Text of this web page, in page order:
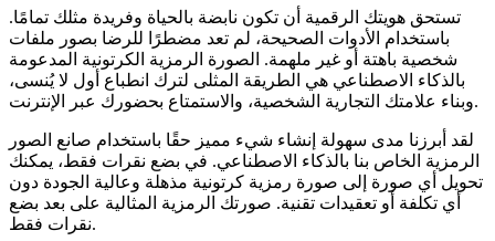
تستحق هويتك الرقمية أن تكون نابضة بالحياة وفريدة مثلك تمامًا.
باستخدام الأدوات الصحيحة، لم تعد مضطرًا للرضا بصور ملفات
شخصية باهتة أو غير ملهمة. الصورة الرمزية الكرتونية المدعومة
بالذكاء الاصطناعي هي الطريقة المثلى لترك انطباع أول لا يُنسى،
وبناء علامتك التجارية الشخصية، والاستمتاع بحضورك عبر الإنترنت.
لقد أبرزنا مدى سهولة إنشاء شيء مميز حقًا باستخدام صانع الصور
الرمزية الخاص بنا بالذكاء الاصطناعي. في بضع نقرات فقط، يمكنك
تحويل أي صورة إلى صورة رمزية كرتونية مذهلة وعالية الجودة دون
أي تكلفة أو تعقيدات تقنية. صورتك الرمزية المثالية على بعد بضع
نقرات فقط.